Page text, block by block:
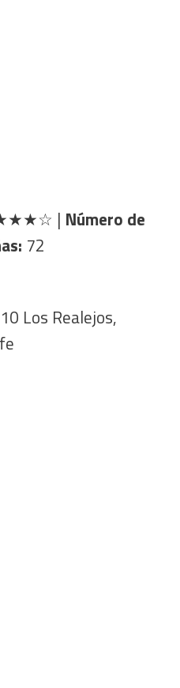
| Número de
72
Los Realejos,